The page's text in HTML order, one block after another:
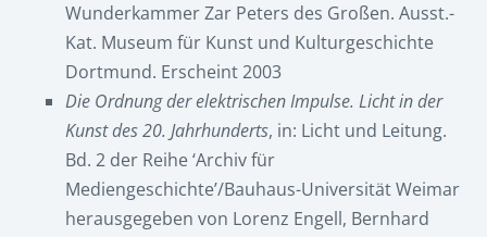
Wunderkammer Zar Peters des Großen. Ausst.-
Kat. Museum für Kunst und Kulturgeschichte
Dortmund. Erscheint 2003
Die Ordnung der elektrischen Impulse. Licht in der
Kunst des 20. Jahrhunderts, in: Licht und Leitung.
Bd. 2 der Reihe ‘Archiv für
Mediengeschichte’/Bauhaus-Universität Weimar
herausgegeben von Lorenz Engell, Bernhard